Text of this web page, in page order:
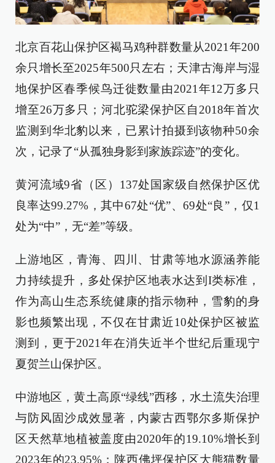
北京百花山保护区褐马鸡种群数量从2021年200
余只增长至2025年500只左右；天津古海岸与湿
地保护区春季候鸟迁徙数量由2021年12万多只
增至26万多只；河北驼梁保护区自2018年首次
监测到华北豹以来，已累计拍摄到该物种50余
次，记录了“从孤独身影到家族踪迹”的变化。
黄河流域9省（区）137处国家级自然保护区优
良率达99.27%，其中67处“优”、69处“良”，仅1
处为“中”，无“差”等级。
上游地区，青海、四川、甘肃等地水源涵养能
力持续提升，多处保护区地表水达到I类标准，
作为高山生态系统健康的指示物种，雪豹的身
影也频繁出现，不仅在甘肃近10处保护区被监
测到，更于2021年在消失近半个世纪后重现宁
夏贺兰山保护区。
中游地区，黄土高原“绿线”西移，水土流失治理
与防风固沙成效显著，内蒙古西鄂尔多斯保护
区天然草地植被盖度由2020年的19.10%增长到
2023年的23.95%；陕西佛坪保护区大熊猫数量